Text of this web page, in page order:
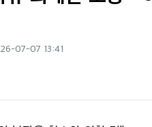
07-07 13:41